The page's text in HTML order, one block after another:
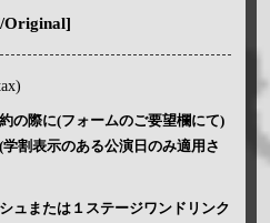
Original]
の際に(フォームのご要望欄にて)
割表示のある公演日のみ適用さ
ュまたは１ステージワンドリンク